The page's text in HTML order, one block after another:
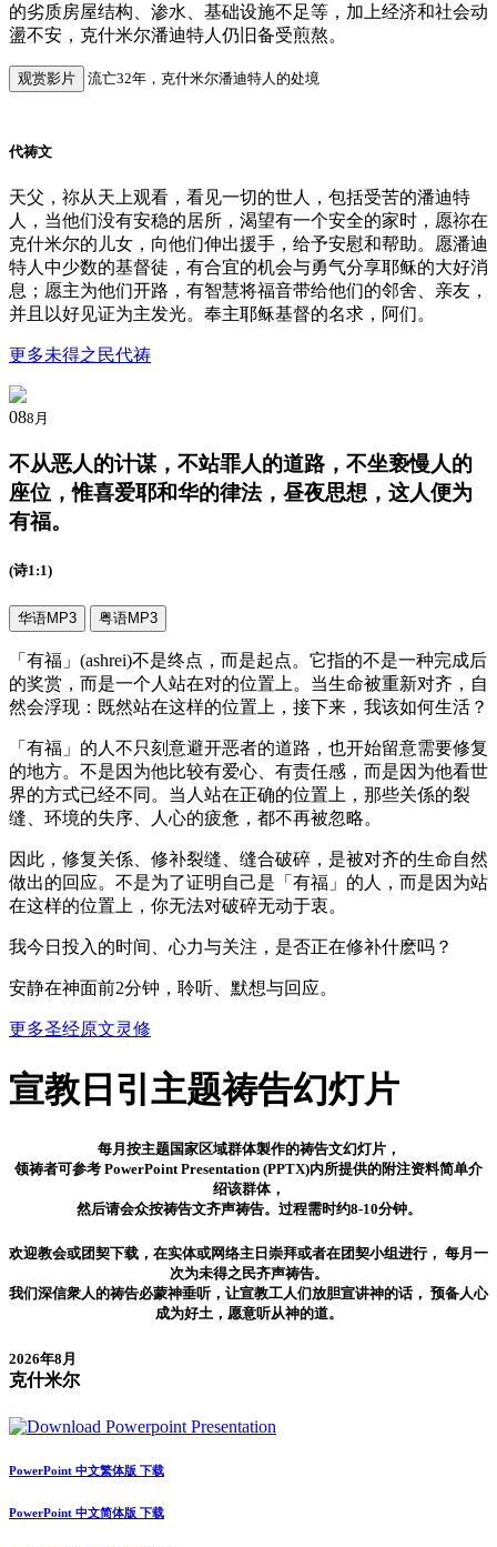
的劣质房屋结构、渗水、基础设施不足等，加上经济和社会动
盪不安，克什米尔潘迪特人仍旧备受煎熬。
观赏影片 流亡32年，克什米尔潘迪特人的处境
代祷文
天父，祢从天上观看，看见一切的世人，包括受苦的潘迪特
人，当他们没有安稳的居所，渴望有一个安全的家时，愿祢在
克什米尔的儿女，向他们伸出援手，给予安慰和帮助。愿潘迪
特人中少数的基督徒，有合宜的机会与勇气分享耶稣的大好消
息；愿主为他们开路，有智慧将福音带给他们的邻舍、亲友，
并且以好见证为主发光。奉主耶稣基督的名求，阿们。
更多未得之民代祷
088月
不从恶人的计谋，不站罪人的道路，不坐亵慢人的
座位，惟喜爱耶和华的律法，昼夜思想，这人便为
有福。
(诗1:1)
华语MP3 粤语MP3
「有福」(ashrei)不是终点，而是起点。它指的不是一种完成后
的奖赏，而是一个人站在对的位置上。当生命被重新对齐，自
然会浮现：既然站在这样的位置上，接下来，我该如何生活？
「有福」的人不只刻意避开恶者的道路，也开始留意需要修复
的地方。不是因为他比较有爱心、有责任感，而是因为他看世
界的方式已经不同。当人站在正确的位置上，那些关係的裂
缝、环境的失序、人心的疲惫，都不再被忽略。
因此，修复关係、修补裂缝、缝合破碎，是被对齐的生命自然
做出的回应。不是为了证明自己是「有福」的人，而是因为站
在这样的位置上，你无法对破碎无动于衷。
我今日投入的时间、心力与关注，是否正在修补什麽吗？
安静在神面前2分钟，聆听、默想与回应。
更多圣经原文灵修
宣教日引 主题祷告幻灯片
每月按主题国家区域群体製作的祷告文幻灯片，
领祷者可参考 PowerPoint Presentation (PPTX)内所提供的附注资料简单介
绍该群体，
然后请会众按祷告文齐声祷告。过程需时约8-10分钟。
欢迎教会或团契下载，在实体或网络主日崇拜或者在团契小组进行， 每月一
次为未得之民齐声祷告。
我们深信衆人的祷告必蒙神垂听，让宣教工人们放胆宣讲神的话， 预备人心
成为好土，愿意听从神的道。
2026年8月
克什米尔
PowerPoint 中文繁体版 下载
PowerPoint 中文简体版 下载